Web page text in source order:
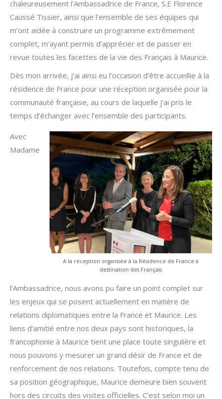
chaleureusement l’Ambassadrice de France, S.E Florence
Caussé Tissier, ainsi que l’ensemble de ses équipes qui
m’ont aidée à construire un programme extrêmement
complet, m’ayant permis d’apprécier et de passer en
revue toutes les facettes de la vie des Français à Maurice.
Dès mon arrivée, j’ai ainsi eu l’occasion d’être accueillie à la
résidence de France pour une réception organisée pour la
communauté française, au cours de laquelle j’ai pris le
temps d’échanger avec l’ensemble des participants.
A la réception organisée à la Résidence de France à
destination des Français
Avec
Madame
l’Ambassadrice, nous avons pu faire un point complet sur
les enjeux qui se posent actuellement en matière de
relations diplomatiques entre la France et Maurice. Les
liens d’amitié entre nos deux pays sont historiques, la
francophonie à Maurice tient une place toute singulière et
nous pouvons y mesurer un grand désir de France et de
renforcement de nos relations. Toutefois, compte tenu de
sa position géographique, Maurice demeure bien souvent
hors des circuits des visites officielles. C’est selon moi un